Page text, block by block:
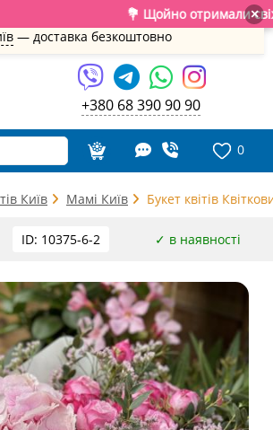
💐 Щойно отримали свіжу ×
— доставка безкоштовно
+380 68 390 90 90
0
Київ Мамі Київ Букет квітів
ID: 10375-6-2 ✓ в наявності